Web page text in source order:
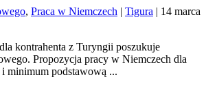
, Praca w Niemczech | Tigura | 14 marca
kontrahenta z Turyngii poszukuje
Propozycja pracy w Niemczech dla
minimum podstawową ...